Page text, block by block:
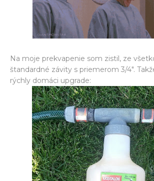
Na moje prekvapenie som zistil, ze
štandardné závity s priemerom 3/4".
rýchly domáci upgrade: